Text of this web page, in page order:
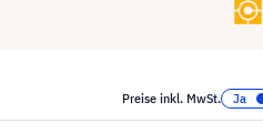
Preise inkl. MwSt.